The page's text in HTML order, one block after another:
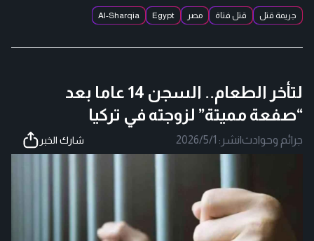
جريمة قتل قتل فتاة مصر Egypt
Al-Sharqia
لتأخر الطعام.. السجن 14 عاما بعد
“صفعة مميتة” لزوجته في تركيا
جرائم وحوادث|نشر: 2026/5/1 شارك الخبر